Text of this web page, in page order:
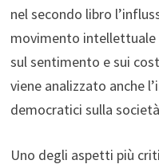
nel secondo libro
movimento intellettuale
sul sentimento e sui
viene analizzato anche
democratici sulla
Uno degli aspetti più